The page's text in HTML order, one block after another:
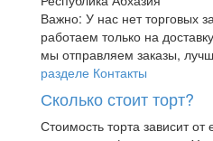
Важно: У нас нет торговых
работаем только на
мы отправляем заказы,
разделе Контакты
Сколько стоит торт?
Стоимость торта зависит от